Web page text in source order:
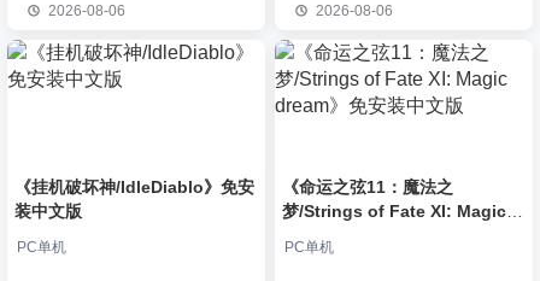
2026-08-06 2026-08-06
《挂机破坏神/IdleDiablo》免安
装中文版
PC单机
《命运之弦11：魔法之
梦/Strings of Fate XI: Magic
PC单机